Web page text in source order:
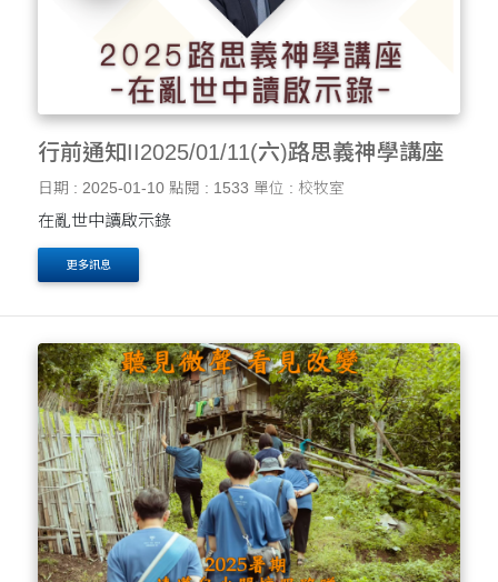
行前通知II2025/01/11(六)路思義神學講座
日期 : 2025-01-10 點閱 : 1533 單位 : 校牧室
在亂世中讀啟示錄
更多訊息